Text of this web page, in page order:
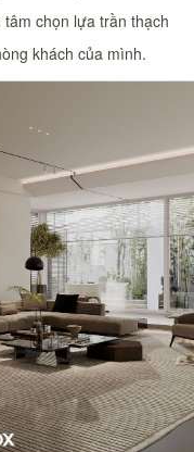
chọn lựa trần thạch
khách của mình.